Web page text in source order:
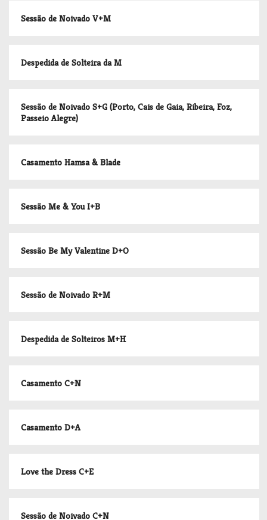
Sessão de Noivado V+M
Despedida de Solteira da M
Sessão de Noivado S+G (Porto, Cais de Gaia, Ribeira, Foz,
Passeio Alegre)
Casamento Hamsa & Blade
Sessão Me & You I+B
Sessão Be My Valentine D+O
Sessão de Noivado R+M
Despedida de Solteiros M+H
Casamento C+N
Casamento D+A
Love the Dress C+E
Sessão de Noivado C+N